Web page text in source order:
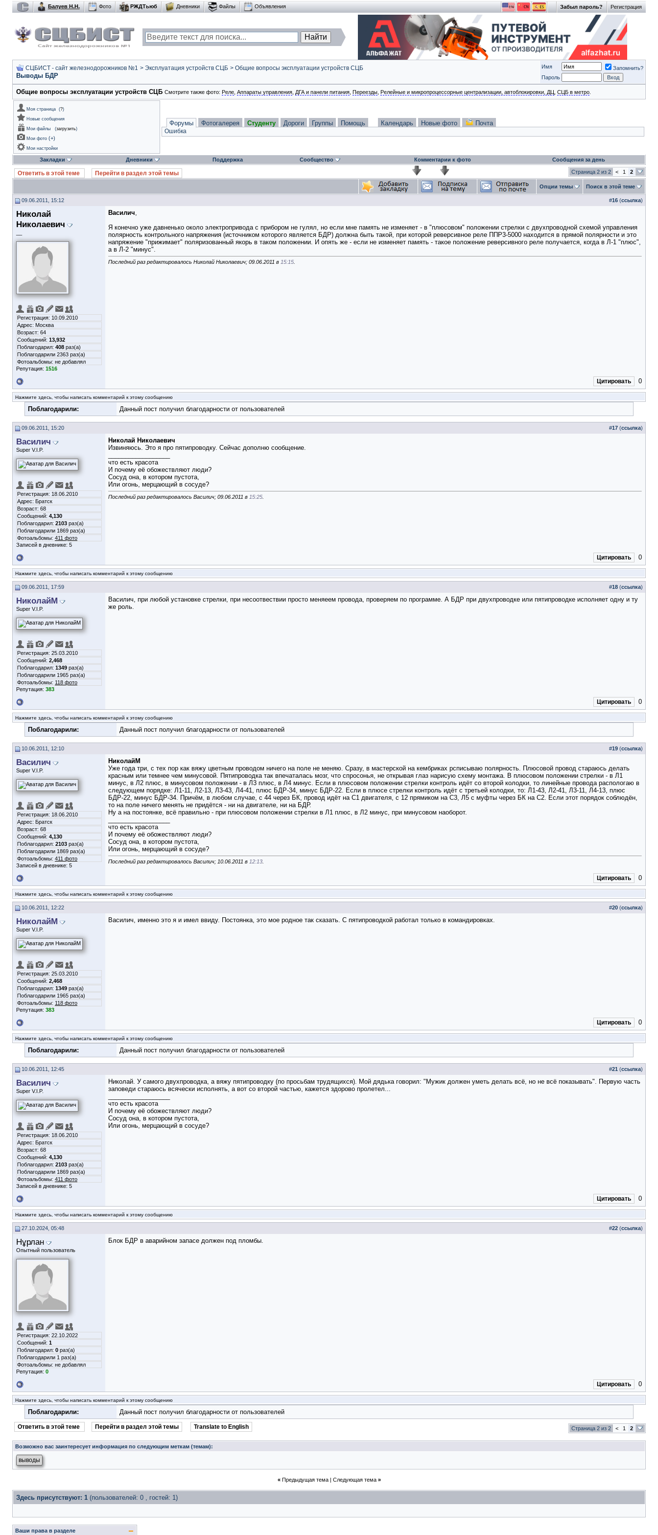
Регистрация
Забыл пароль?
Балуев Н.Н. Фото РЖДТьюб Дневники Файлы Объявления
СЦБИСТ - сайт железнодорожников №1 > Эксплуатация устройств СЦБ > Общие вопросы эксплуатации устройств СЦБ
Выводы БДР
Имя
Запомнить?
Пароль
Общие вопросы эксплуатации устройств СЦБ Смотрите также фото: Реле Аппараты управления ДГА и панели питания Переезды Релейные и микропроцессорные централизации, автоблокировки, ДЦ СЦБ в метро
Моя страница (?)
Новые сообщения
Мои файлы
(загрузить)
Мои фото (+)
Мои настройки
Форумы Фотогалерея Студенту Дороги Группы Помощь Календарь Новые фото Почта
Ошибка
Закладки Дневники Поддержка Сообщество Комментарии к фото Сообщения за день
Ответить в этой теме Перейти в раздел этой темы Страница 2 из 2 < 1 2
Опции темы Поиск в этой теме
09.06.2011, 15:12 #16 (ссылка)
Николай
Николаевич
Регистрация: 10.09.2010
Адрес: Москва
Возраст: 64
Сообщений: 13,932
Поблагодарил: 408 раз(а)
Поблагодарили 2363 раз(а)
Фотоальбомы: не добавлял
Репутация: 1516
Василич,
Я конечно уже давненько около электропривода с прибором не гулял, но если мне память не изменяет - в "плюсовом" положении стрелки с двухпроводной схемой управления
полярность контрольного напряжения (источником которого является БДР) должна быть такой, при которой реверсивное реле ППР3-5000 находится в прямой полярности и это
напряжение "прижимает" поляризованный якорь в таком положении. И опять же - если не изменяет память - такое положение реверсивного реле получается, когда в Л-1 "плюс",
а в Л-2 "минус".
Последний раз редактировалось Николай Николаевич; 09.06.2011 в 15:15
Цитировать 0
Нажмите здесь, чтобы написать комментарий к этому сообщению
Поблагодарили: Данный пост получил благодарности от пользователей
09.06.2011, 15:20 #17 (ссылка)
Василич
Super V.I.P.
Регистрация: 18.06.2010
Адрес: Братск
Возраст: 68
Сообщений: 4,130
Поблагодарил: 2103 раз(а)
Поблагодарили 1869 раз(а)
Фотоальбомы: 411 фото
Записей в дневнике: 5
Николай Николаевич
Извиняюсь. Это я про пятипроводку. Сейчас дополню сообщение.
что есть красота
И почему её обожествляют люди?
Сосуд она, в котором пустота,
Или огонь, мерцающий в сосуде?
Последний раз редактировалось Василич; 09.06.2011 в 15:25
Цитировать 0
Нажмите здесь, чтобы написать комментарий к этому сообщению
09.06.2011, 17:59 #18 (ссылка)
НиколайМ
Super V.I.P.
Регистрация: 25.03.2010
Сообщений: 2,468
Поблагодарил: 1349 раз(а)
Поблагодарили 1965 раз(а)
Фотоальбомы: 118 фото
Репутация: 383
Василич, при любой установке стрелки, при несоотвествии просто меняеем провода, проверяем по программе. А БДР при двухпроводке или пятипроводке исполняет одну и ту
же роль.
Цитировать 0
Нажмите здесь, чтобы написать комментарий к этому сообщению
Поблагодарили: Данный пост получил благодарности от пользователей
10.06.2011, 12:10 #19 (ссылка)
Василич
Super V.I.P.
Регистрация: 18.06.2010
Адрес: Братск
Возраст: 68
Сообщений: 4,130
Поблагодарил: 2103 раз(а)
Поблагодарили 1869 раз(а)
Фотоальбомы: 411 фото
Записей в дневнике: 5
НиколайМ
Уже года три, с тех пор как вяжу цветным проводом ничего на поле не меняю. Сразу, в мастерской на кембриках рсписываю полярность. Плюсовой провод стараюсь делать
красным или темнее чем минусовой. Пятипроводка так впечаталась мозг, что спросонья, не открывая глаз нарисую схему монтажа. В плюсовом положении стрелки - в Л1
минус, в Л2 плюс, в минусовом положении - в Л3 плюс, в Л4 минус. Если в плюсовом положении стрелки контроль идёт со второй колодки, то линейные провода распологаю в
следующем порядке: Л1-11, Л2-13, Л3-43, Л4-41, плюс БДР-34, минус БДР-22. Если в плюсе стрелки контроль идёт с третьей колодки, то: Л1-43, Л2-41, Л3-11, Л4-13, плюс
БДР-22, минус БДР-34. Причём, в любом случае, с 44 через БК, провод идёт на С1 двигателя, с 12 прямиком на С3, Л5 с муфты через БК на С2. Если этот порядок соблюдён,
то на поле ничего менять не придётся - ни на двигателе, ни на БДР.
Ну а на постоянке, всё правильно - при плюсовом положении стрелки в Л1 плюс, в Л2 минус, при минусовом наоборот.
что есть красота
И почему её обожествляют люди?
Сосуд она, в котором пустота,
Или огонь, мерцающий в сосуде?
Последний раз редактировалось Василич; 10.06.2011 в 12:13
Цитировать 0
Нажмите здесь, чтобы написать комментарий к этому сообщению
10.06.2011, 12:22 #20 (ссылка)
НиколайМ
Super V.I.P.
Регистрация: 25.03.2010
Сообщений: 2,468
Поблагодарил: 1349 раз(а)
Поблагодарили 1965 раз(а)
Фотоальбомы: 118 фото
Репутация: 383
Василич, именно это я и имел ввиду. Постоянка, это мое родное так сказать. С пятипроводкой работал только в командировках.
Цитировать 0
Нажмите здесь, чтобы написать комментарий к этому сообщению
Поблагодарили: Данный пост получил благодарности от пользователей
10.06.2011, 12:45 #21 (ссылка)
Василич
Super V.I.P.
Регистрация: 18.06.2010
Адрес: Братск
Возраст: 68
Сообщений: 4,130
Поблагодарил: 2103 раз(а)
Поблагодарили 1869 раз(а)
Фотоальбомы: 411 фото
Записей в дневнике: 5
Николай. У самого двухпроводка, а вяжу пятипроводку (по просьбам трудящихся). Мой дядька говорил: "Мужик должен уметь делать всё, но не всё показывать". Первую часть
заповеди стараюсь всячески исполнять, а вот со второй частью, кажется здорово пролетел...
что есть красота
И почему её обожествляют люди?
Сосуд она, в котором пустота,
Или огонь, мерцающий в сосуде?
Цитировать 0
Нажмите здесь, чтобы написать комментарий к этому сообщению
27.10.2024, 05:48 #22 (ссылка)
Нұрлан
Опытный пользователь
Регистрация: 22.10.2022
Сообщений: 1
Поблагодарил: 0 раз(а)
Поблагодарили 1 раз(а)
Фотоальбомы: не добавлял
Репутация: 0
Блок БДР в аварийном запасе должен под пломбы.
Цитировать 0
Нажмите здесь, чтобы написать комментарий к этому сообщению
Поблагодарили: Данный пост получил благодарности от пользователей
Ответить в этой теме Перейти в раздел этой темы Translate to English Страница 2 из 2 < 1 2
Возможно вас заинтересует информация по следующим меткам (темам):
выводы
« Предыдущая тема| Следующая тема »
Здесь присутствуют: 1 (пользователей: 0 , гостей: 1)
Ваши права в разделе